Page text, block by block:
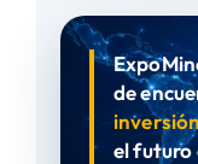
de
el futuro